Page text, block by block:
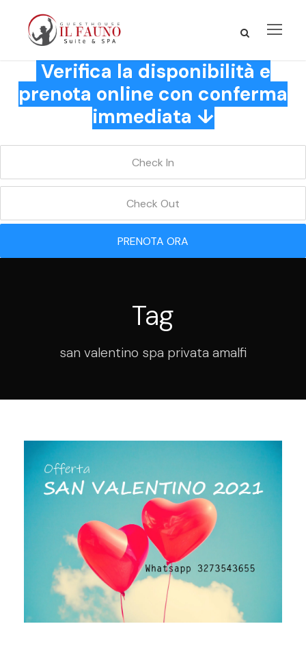
Verifica la disponibilità e
prenota online con conferma
immediata ↓
PRENOTA ORA
Tag
san valentino spa privata amalfi